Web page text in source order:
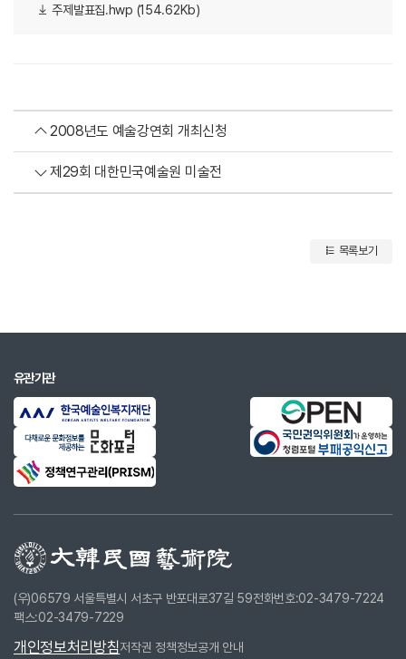
주제발표집.hwp (154.62Kb)
2008년도 예술강연회 개최신청
제29회 대한민국예술원 미술전
목록보기
유관기관
(우)06579 서울특별시 서초구 반포대로37길 59전화번호:02-3479-7224
팩스:02-3479-7229
개인정보처리방침저작권 정책정보공개 안내